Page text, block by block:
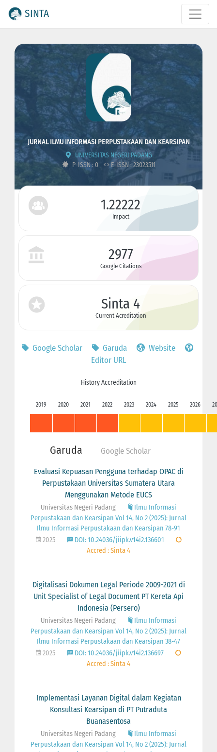
SINTA
JURNAL ILMU INFORMASI PERPUSTAKAAN DAN KEARSIPAN
UNIVERSITAS NEGERI PADANG
P-ISSN : 0
E-ISSN : 23023511
1.22222
Impact
2977
Google Citations
Sinta 4
Current Acreditation
Google Scholar Garuda
Website
Editor URL
History Accreditation
2019 2020 2021 2022 2023 2024 2025 2026
Garuda Google Scholar
Evaluasi Kepuasan Pengguna terhadap OPAC di
Perpustakaan Universitas Sumatera Utara
Menggunakan Metode EUCS
Universitas Negeri Padang
Ilmu Informasi
Perpustakaan dan Kearsipan Vol 14, No 2 (2025): Jurnal
Ilmu Informasi Perpustakaan dan Kearsipan 78-91
2025
DOI: 10.24036/jiipk.v14i2.136601
Accred : Sinta 4
Digitalisasi Dokumen Legal Periode 2009-2021 di
Unit Specialist of Legal Document PT Kereta Api
Indonesia (Persero)
Universitas Negeri Padang
Ilmu Informasi
Perpustakaan dan Kearsipan Vol 14, No 2 (2025): Jurnal
Ilmu Informasi Perpustakaan dan Kearsipan 38-47
2025
DOI: 10.24036/jiipk.v14i2.136697
Accred : Sinta 4
Implementasi Layanan Digital dalam Kegiatan
Konsultasi Kearsipan di PT Putraduta
Buanasentosa
Universitas Negeri Padang
Ilmu Informasi
Perpustakaan dan Kearsipan Vol 14, No 2 (2025): Jurnal